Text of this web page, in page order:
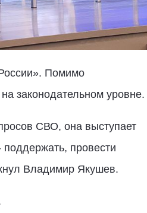
Помимо
законодательном уровне.
СВО, она выступает
провести
Владимир Якушев.